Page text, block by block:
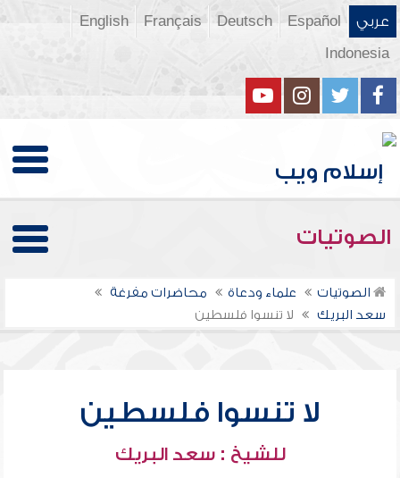
عربي Español
Deutsch
Français
English
Indonesia
الصوتيات
الصوتيات علماء ودعاة
محاضرات مفرغة
سعد البريك
لا تنسوا فلسطين
لا تنسوا فلسطين
للشيخ : سعد البريك